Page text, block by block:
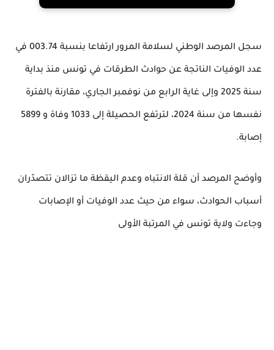
سجل المرصد الوطني لسلامة المرور ارتفاعا بنسبة 003.74 في
عدد الوفيات الناتجة عن حوادث الطرقات في تونس منذ بداية
سنة 2025 وإلى غاية الرابع من نوفمبر الجاري، مقارنة بالفترة
نفسها من سنة 2024، لترتفع الحصيلة إلى 1033 وفاة و 5899
إصابة.
وأوضح المرصد أن قلة الانتباه وعدم اليقظة ما تزالان تتصدّران
أسباب الحوادث، سواء من حيث عدد الوفيات أو الإصابات
وجاءت ولاية تونس في المرتبة الأولى